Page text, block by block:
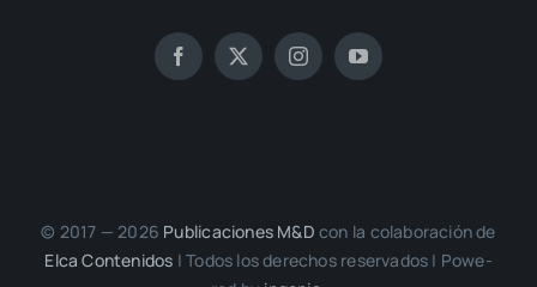
© 2017 — 2026 Publi­ca­cio­nes M&D con la cola­bo­ra­ción de
Elca Con­te­ni­dos | Todos los dere­chos reser­va­dos | Powe­